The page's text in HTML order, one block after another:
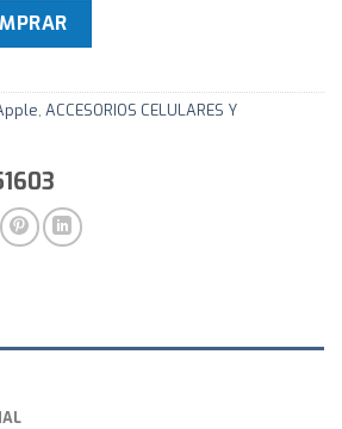
12W euro cantidad
, ACCESORIOS CELULARES Y